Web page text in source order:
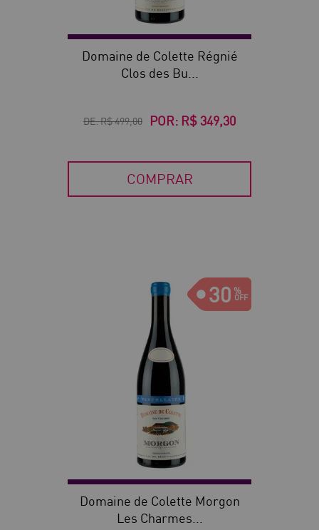
Domaine de Colette Régnié
Clos des Bu...
DE:R$ 499,00 POR: R$ 349,30
COMPRAR
30
Domaine de Colette Morgon
Les Charmes...